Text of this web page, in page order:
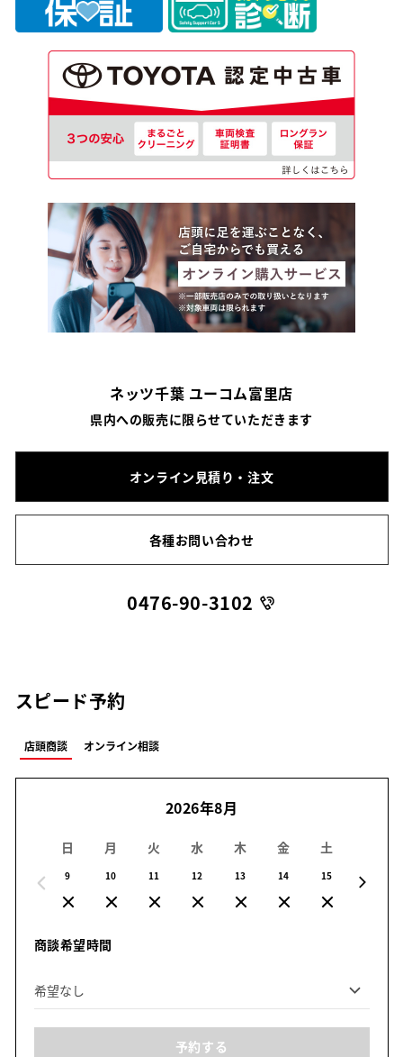
ネッツ千葉 ユーコム富里店
県内への販売に限らせていただきます
オンライン見積り・注文
各種お問い合わせ
0476-90-3102
スピード予約
店頭商談 オンライン相談
2026年8月
日
9
月
10
火
11
水
12
木
13
金
14
土
15
商談希望時間
予約する